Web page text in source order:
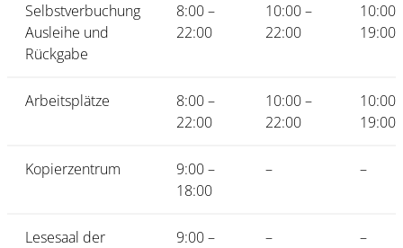
Selbstverbuchung
Ausleihe und
Rückgabe
8:00 –
22:00
10:00 –
22:00
10:00
19:00
Arbeitsplätze
8:00 –
22:00
10:00 –
22:00
10:00
19:00
Kopierzentrum
9:00 –
18:00
– –
Lesesaal der
9:00 –
– –